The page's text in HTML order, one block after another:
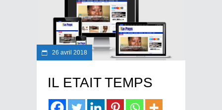
26 avril 2018
IL ETAIT TEMPS